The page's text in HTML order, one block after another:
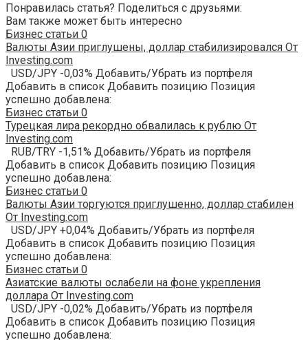
Понравилась статья? Поделиться с друзьями:
Вам также может быть интересно
Бизнес статьи 0
Валюты Азии приглушены, доллар стабилизировался От
Investing.com
USD/JPY -0,03% Добавить/Убрать из портфеля
Добавить в список Добавить позицию Позиция
успешно добавлена:
Бизнес статьи 0
Турецкая лира рекордно обвалилась к рублю От
Investing.com
RUB/TRY -1,51% Добавить/Убрать из портфеля
Добавить в список Добавить позицию Позиция
успешно добавлена:
Бизнес статьи 0
Валюты Азии торгуются приглушенно, доллар стабилен
От Investing.com
USD/JPY +0,04% Добавить/Убрать из портфеля
Добавить в список Добавить позицию Позиция
успешно добавлена:
Бизнес статьи 0
Азиатские валюты ослабели на фоне укрепления
доллара От Investing.com
USD/JPY -0,02% Добавить/Убрать из портфеля
Добавить в список Добавить позицию Позиция
успешно добавлена: